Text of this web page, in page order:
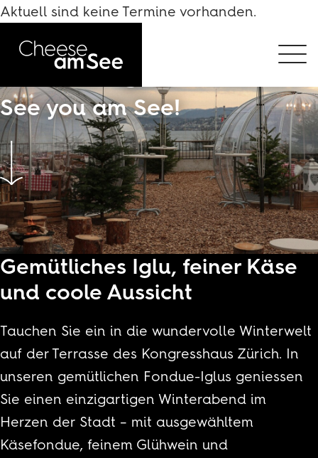
Aktuell sind keine Termine vorhanden.
16. November bis 23. Dezember 2026
Die stylischsten
Fondue-Iglus in Zürich
See you am See!
Gemütliches Iglu, feiner Käse
und coole Aussicht
Tauchen Sie ein in die wundervolle Winterwelt
auf der Terrasse des Kongresshaus Zürich. In
unseren gemütlichen Fondue-Iglus geniessen
Sie einen einzigartigen Winterabend im
Herzen der Stadt – mit ausgewähltem
Käsefondue, feinem Glühwein und